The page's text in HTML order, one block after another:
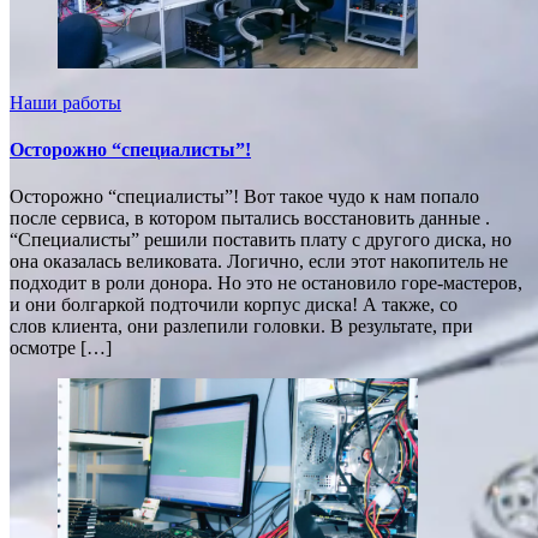
Наши работы
Осторожно “специалисты”!
Осторожно “специалисты”! Вот такое чудо к нам попало
после сервиса, в котором пытались восстановить данные .
“Специалисты” решили поставить плату с другого диска, но
она оказалась великовата. Логично, если этот накопитель не
подходит в роли донора. Но это не остановило горе-мастеров,
и они болгаркой подточили корпус диска! А также, со
слов клиента, они разлепили головки. В результате, при
осмотре […]